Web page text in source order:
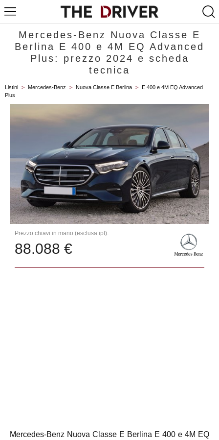
Mercedes-Benz Nuova Classe E
Berlina E 400 e 4M EQ Advanced
Plus: prezzo 2024 e scheda
tecnica
Listini > Mercedes-Benz > Nuova Classe E Berlina >
E 400 e 4M EQ Advanced
Plus
Prezzo chiavi in mano (esclusa ipt):
88.088 €
Mercedes-Benz Nuova Classe E Berlina E 400 e 4M EQ